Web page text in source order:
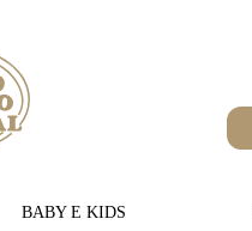
BABY E KIDS